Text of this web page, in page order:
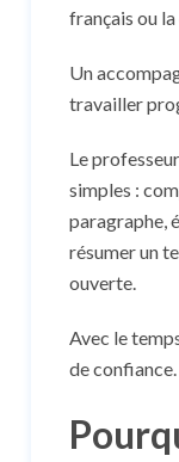
français ou
Un
travailler
Le
simples :
paragraphe,
résumer un
ouverte.
Avec le
de confiance.